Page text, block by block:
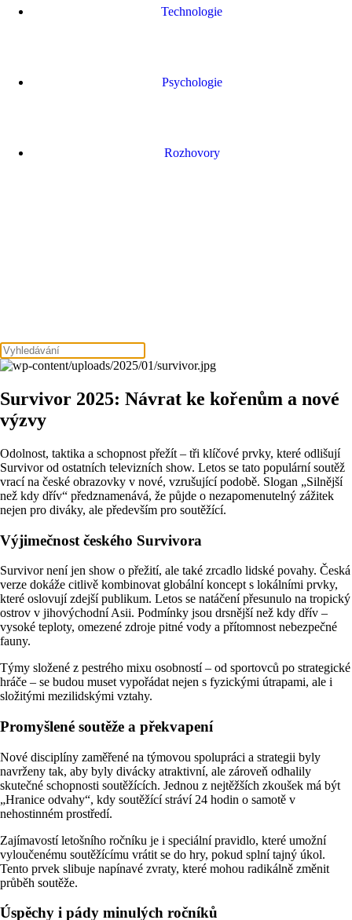
Technologie
Psychologie
Rozhovory
Survivor 2025: Návrat ke kořenům a nové
výzvy
Odolnost, taktika a schopnost přežít – tři klíčové prvky, které odlišují
Survivor od ostatních televizních show. Letos se tato populární soutěž
vrací na české obrazovky v nové, vzrušující podobě. Slogan „Silnější
než kdy dřív“ předznamenává, že půjde o nezapomenutelný zážitek
nejen pro diváky, ale především pro soutěžící.
Výjimečnost českého Survivora
Survivor není jen show o přežití, ale také zrcadlo lidské povahy. Česká
verze dokáže citlivě kombinovat globální koncept s lokálními prvky,
které oslovují zdejší publikum. Letos se natáčení přesunulo na tropický
ostrov v jihovýchodní Asii. Podmínky jsou drsnější než kdy dřív –
vysoké teploty, omezené zdroje pitné vody a přítomnost nebezpečné
fauny.
Týmy složené z pestrého mixu osobností – od sportovců po strategické
hráče – se budou muset vypořádat nejen s fyzickými útrapami, ale i
složitými mezilidskými vztahy.
Promyšlené soutěže a překvapení
Nové disciplíny zaměřené na týmovou spolupráci a strategii byly
navrženy tak, aby byly divácky atraktivní, ale zároveň odhalily
skutečné schopnosti soutěžících. Jednou z nejtěžších zkoušek má být
„Hranice odvahy“, kdy soutěžící stráví 24 hodin o samotě v
nehostinném prostředí.
Zajímavostí letošního ročníku je i speciální pravidlo, které umožní
vyloučenému soutěžícímu vrátit se do hry, pokud splní tajný úkol.
Tento prvek slibuje napínavé zvraty, které mohou radikálně změnit
průběh soutěže.
Úspěchy i pády minulých ročníků